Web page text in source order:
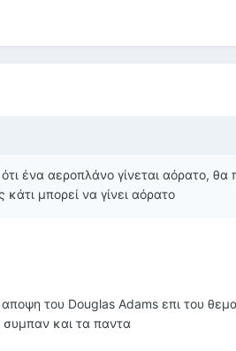
ένα αεροπλάνο γίνεται αόρατο,
μπορεί να γίνει αόρατο
του Douglas Adams επι του
και τα παντα